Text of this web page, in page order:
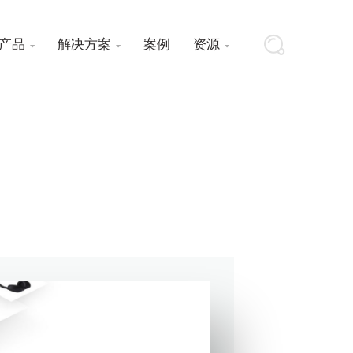
品  解决方案  案例 资源 